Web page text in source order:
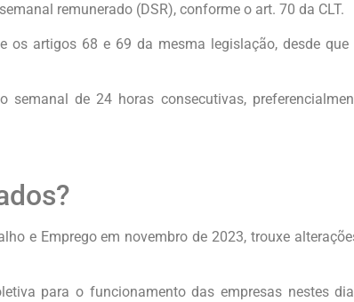
remunerado (DSR), conforme o art. 70 da CLT.
os artigos 68 e 69 da mesma legislação, desde
de 24 horas consecutivas,
e Emprego em novembro de 2023, trouxe
para o funcionamento das empresas nestes